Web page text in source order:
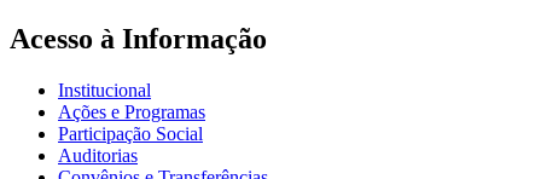
Acesso à Informação
Institucional
Ações e Programas
Participação Social
Auditorias